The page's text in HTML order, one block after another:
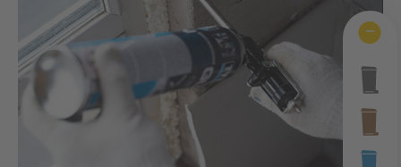
Wertstofftonne
Altglas
Wertstoffsammelstelle
Schadens-/Verlustmeldung
Windelzuschuss
Nachtspeicheröfen
Behältergrössen
Private Entsorgungsunternehmen
Gebrauchtwaren
Mitarbeiter
Kontakt
Häufige Fragen